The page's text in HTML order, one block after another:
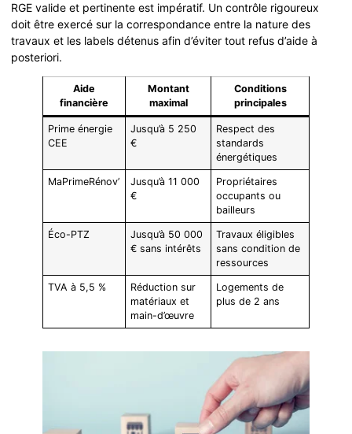
RGE valide et pertinente est impératif. Un contrôle rigoureux
doit être exercé sur la correspondance entre la nature des
travaux et les labels détenus afin d’éviter tout refus d’aide à
posteriori.
Aide
financière
Montant
maximal
Conditions
principales
Prime énergie
CEE
Jusqu’à 5 250
€
Respect des
standards
énergétiques
MaPrimeRénov’
Jusqu’à 11 000
€
Propriétaires
occupants ou
bailleurs
Éco-PTZ
Jusqu’à 50 000
€ sans intérêts
Travaux éligibles
sans condition de
ressources
TVA à 5,5 %
Réduction sur
matériaux et
main-d’œuvre
Logements de
plus de 2 ans